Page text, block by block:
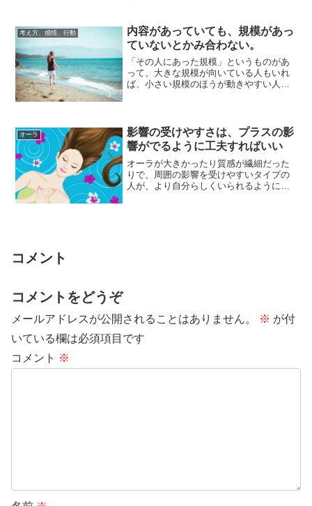
考え方、感情、行動
内容があっていても、規模があっ
ていないとかみ合わない。
「その人にあった規模」というものがあ
って、大きな規模が向いている人もいれ
ば、小さい規模のほうが動きやすい人も
オーラ
影響の受けやすさは、プラスの影
響がでるように工夫すればいい
オーラが大きかったり質感が繊細だった
りで、周囲の影響を受けやすいタイプの
人が、より自分らしくいられるようにす
コメント
コメントをどうぞ
メールアドレスが公開されることはありません。 ※ が付
いている欄は必須項目です
コメント ※